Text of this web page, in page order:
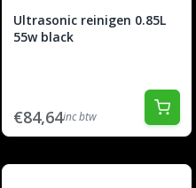
Ultrasonic reinigen 0.85L
55w black
€84,64inc btw